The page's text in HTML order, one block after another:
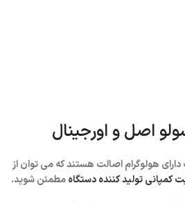
اصل و اورجینال
هولوگرام اصالت هستند که می توان از
کمپانی تولید کننده دستگاهمطمئن شوید.